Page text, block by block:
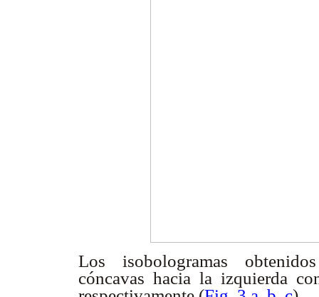
Los isobologramas
cóncavas hacia la izquierda